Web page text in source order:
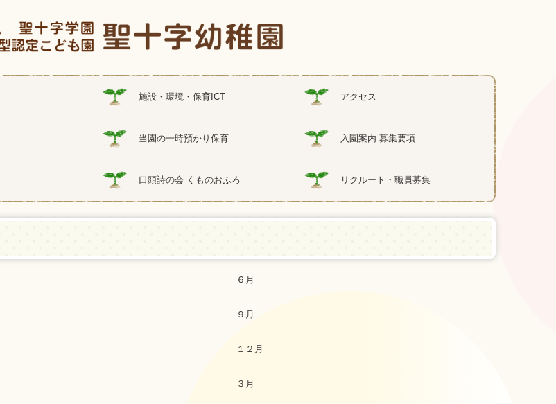
施設・環境・保育ICT アクセス
当園の一時預かり保育 入園案内 募集要項
口頭詩の会 くものおふろ リクルート・職員募集
６月
９月
１２月
３月